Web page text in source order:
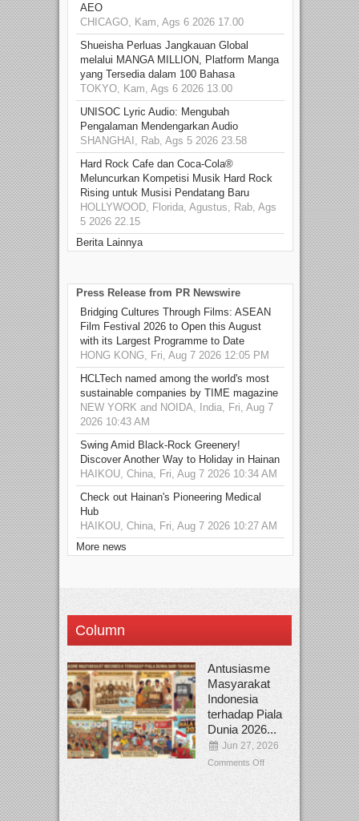
AEO
CHICAGO, Kam, Ags 6 2026 17.00
Shueisha Perluas Jangkauan Global
melalui MANGA MILLION, Platform Manga
yang Tersedia dalam 100 Bahasa
TOKYO, Kam, Ags 6 2026 13.00
UNISOC Lyric Audio: Mengubah
Pengalaman Mendengarkan Audio
SHANGHAI, Rab, Ags 5 2026 23.58
Hard Rock Cafe dan Coca-Cola®
Meluncurkan Kompetisi Musik Hard Rock
Rising untuk Musisi Pendatang Baru
HOLLYWOOD, Florida, Agustus, Rab, Ags
5 2026 22.15
Berita Lainnya
Press Release from PR Newswire
Bridging Cultures Through Films: ASEAN
Film Festival 2026 to Open this August
with its Largest Programme to Date
HONG KONG, Fri, Aug 7 2026 12:05 PM
HCLTech named among the world's most
sustainable companies by TIME magazine
NEW YORK and NOIDA, India, Fri, Aug 7
2026 10:43 AM
Swing Amid Black‑Rock Greenery!
Discover Another Way to Holiday in Hainan
HAIKOU, China, Fri, Aug 7 2026 10:34 AM
Check out Hainan's Pioneering Medical
Hub
HAIKOU, China, Fri, Aug 7 2026 10:27 AM
More news
Column
Antusiasme
Masyarakat
Indonesia
terhadap Piala
Dunia 2026...
Jun 27, 2026
Comments Off